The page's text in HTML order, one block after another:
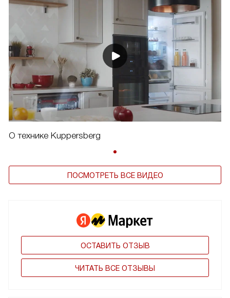
О технике Kuppersberg
ПОСМОТРЕТЬ ВСЕ ВИДЕО
ОСТАВИТЬ ОТЗЫВ
ЧИТАТЬ ВСЕ ОТЗЫВЫ